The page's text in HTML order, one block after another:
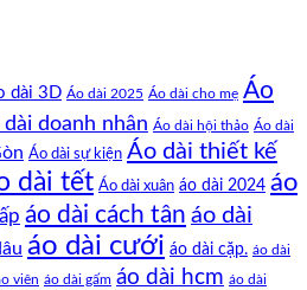
dài 3D Áo dài 2025 Áo dài cho mẹ Áo
doanh nhân Áo dài hội thảo Áo dài
Áo dài sự kiện Áo dài thiết kế
dài tết Áo dài xuân áo dài 2024 áo
áo dài cách tân áo dài
áo dài cưới áo dài cặp. áo dài
viên áo dài gấm áo dài hcm áo dài